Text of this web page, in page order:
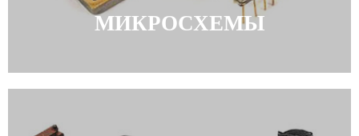
МИКРОСХЕМЫ